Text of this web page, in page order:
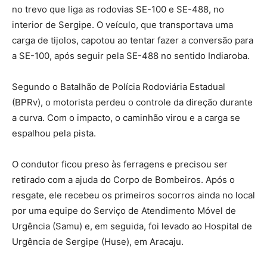
no trevo que liga as rodovias SE-100 e SE-488, no
interior de Sergipe. O veículo, que transportava uma
carga de tijolos, capotou ao tentar fazer a conversão para
a SE-100, após seguir pela SE-488 no sentido Indiaroba.
Segundo o Batalhão de Polícia Rodoviária Estadual
(BPRv), o motorista perdeu o controle da direção durante
a curva. Com o impacto, o caminhão virou e a carga se
espalhou pela pista.
O condutor ficou preso às ferragens e precisou ser
retirado com a ajuda do Corpo de Bombeiros. Após o
resgate, ele recebeu os primeiros socorros ainda no local
por uma equipe do Serviço de Atendimento Móvel de
Urgência (Samu) e, em seguida, foi levado ao Hospital de
Urgência de Sergipe (Huse), em Aracaju.